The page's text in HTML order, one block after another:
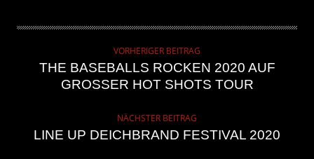
VORHERIGER BEITRAG
THE BASEBALLS ROCKEN 2020 AUF
GROSSER HOT SHOTS TOUR
NÄCHSTER BEITRAG
LINE UP DEICHBRAND FESTIVAL 2020